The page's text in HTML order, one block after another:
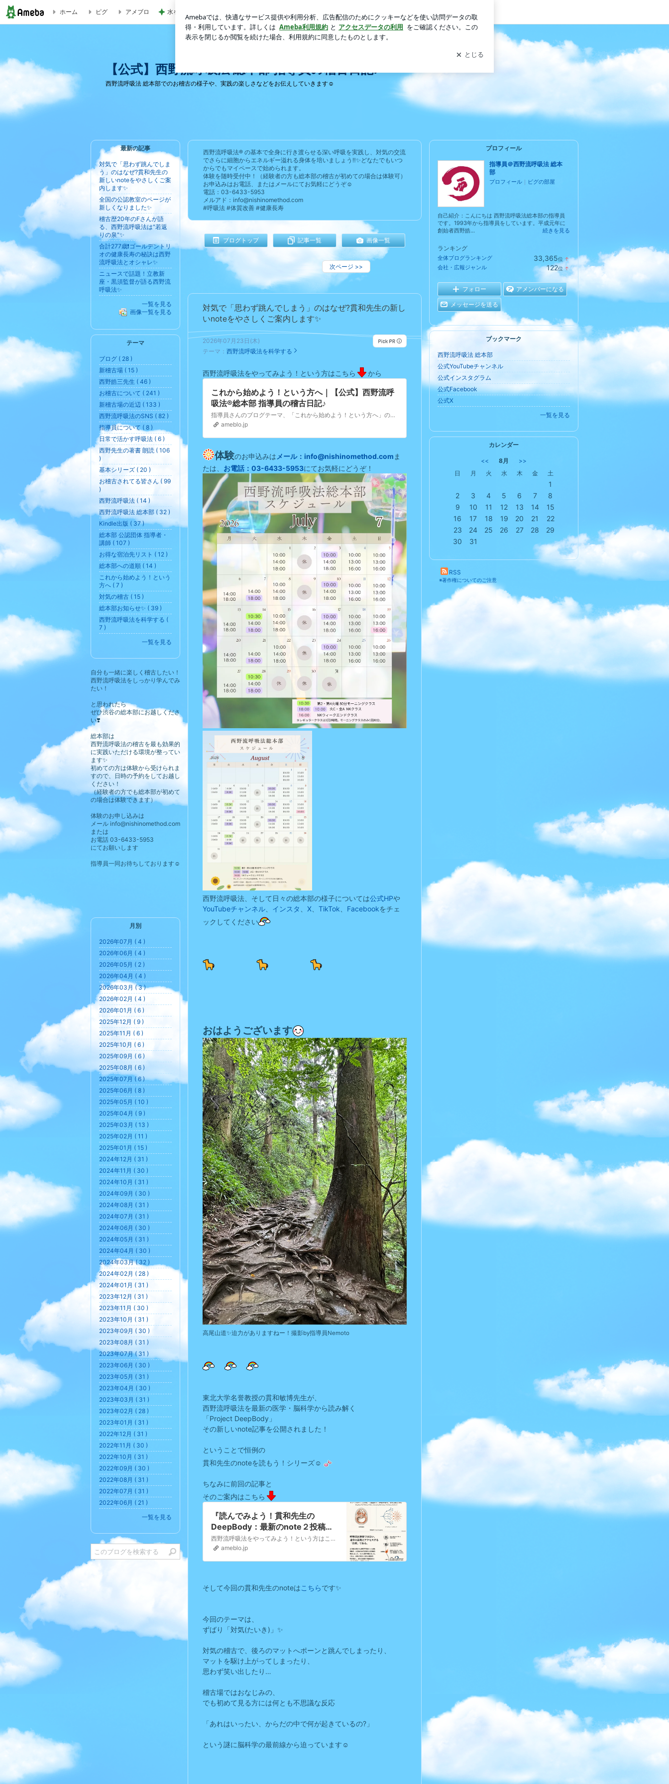
ホーム ピグ アメブロ 水を求めた配達員の悲劇の後編 ログイン
【公式】西野流呼吸法 総本部 指導員の稽古日記♪
西野流呼吸法 総本部でのお稽古の様子や、実践の楽しさなどをお伝えしていきます☺️
西野流呼吸法®︎ の基本で全身に行き渡らせる深い呼吸を実践し、対気の交流
でさらに細胞からエネルギー溢れる身体を培いましょう‼️✨どなたでもいつ
からでもマイペースで始められます。
体験を随時受付中！（経験者の方も総本部の稽古が初めての場合は体験可）
お申込みはお電話、またはメールにてお気軽にどうぞ☺️
電話：03-6433-5953
メルアド：info@nishinomethod.com
#呼吸法 #体質改善 #健康長寿
ブログトップ 記事一覧 画像一覧
次ページ >>
対気で「思わず跳んでしまう」のはなぜ?貫和先生の新し
いnoteをやさしくご案内します✨
2026年07月23日(木)
テーマ： 西野流呼吸法を科学する
西野流呼吸法をやってみよう！という方はこちら から
これから始めよう！という方へ｜【公式】西野流呼
吸法®︎総本部 指導員の稽古日記♪
指導員さんのブログテーマ、「これから始めよう！という方へ」の記事一覧ページです。
ameblo.jp
体験のお申込みは メール：info@nishinomethod.com ま
たは、 お電話：03-6433-5953にてお気軽にどうぞ！
西野流呼吸法、そして日々の総本部の様子については公式HPや
YouTubeチャンネル
インスタ X TikTok Facebookをチェ
ックしてください
おはようございます
高尾山道✨迫力がありますねー！撮影by指導員Nemoto
東北大学名誉教授の貫和敏博先生が、
西野流呼吸法を最新の医学・脳科学から読み解く
「Project DeepBody」
その新しいnote記事を公開されました！
ということで恒例の
貫和先生のnoteを読もう！シリーズ☺️
ちなみに前回の記事と
そのご案内はこちら
『読んでみよう！貫和先生の
DeepBody：最新のnote２投稿に
ついて✨️まずはとっかかりから！』
西野流呼吸法をやってみよう！という方はこちらからこれから始めよう！という方へ｜【公式】西野流呼吸法®︎総本部 指導員の稽古日記♪指導員さんのブログテーマ、「こ…
ameblo.jp
そして今回の貫和先生のnoteは こちらです✨
今回のテーマは、
ずばり「対気(たいき)」✨
対気の稽古で、後ろのマットへポーンと跳んでしまったり、
マットを駆け上がってしまったり、
思わず笑い出したり…
稽古場ではおなじみの、
でも初めて見る方には何とも不思議な反応
「あれはいったい、からだの中で何が起きているの?」
という謎に脳科学の最前線から迫っています☺️
プロフィール
指導員＠西野流呼吸法 総本
部
プロフィール ｜ ピグの部屋
自己紹介：こんにちは 西野流呼吸法総本部の指導員
です。1993年から指導員をしています。平成元年に
創始者西野皓...
続きを見る
ランキング
全体ブログランキング 33,365位 ↑
ラ
ン
キ
ン
グ
会社・広報ジャンル 122位 ↑
ラ
キ
フォロー アメンバーになる
メッセージを送る
ブックマーク
西野流呼吸法 総本部
公式YouTubeチャンネル
公式インスタグラム
公式Facebook
公式X
一覧を見る
カレンダー
<< 8月
>>
日
月 火 水 木 金 土
1
2
3 4 5 6 7
8
9
10 11 12 13 14
15
16
17 18 19 20 21
22
23
24 25 26 27 28
29
30
31
RSS
※著作権についてのご注意
最新の記事
対気で「思わず跳んでしま
う」のはなぜ?貫和先生の
新しいnoteをやさしくご案
内します✨
全国の公認教室のページが
新しくなりました✨
稽古歴20年のFさんが語
る、西野流呼吸法は"若返
りの泉"✨
合計277歳❗️ゴールデントリ
オの健康長寿の秘訣は西野
流呼吸法とオシャレ✨
ニュースで話題！立教新
座・黒須監督が語る西野流
呼吸法✨
一覧を見る
画像一覧を見る
テーマ
ブログ ( 28 )
新稽古場 ( 15 )
西野皓三先生 ( 46 )
お稽古について ( 241 )
新稽古場の近辺 ( 133 )
西野流呼吸法のSNS ( 82 )
指導員について ( 8 )
日常で活かす呼吸法 ( 6 )
西野先生の著書 朗読 ( 106
)
基本シリーズ ( 20 )
お稽古されてる皆さん ( 99
)
西野流呼吸法 ( 14 )
西野流呼吸法 総本部 ( 32 )
Kindle出版 ( 37 )
総本部 公認団体 指導者・
講師 ( 107 )
お得な宿泊先リスト ( 12 )
総本部への道順 ( 14 )
これから始めよう！という
方へ ( 7 )
対気の稽古 ( 15 )
総本部お知らせ✨ ( 39 )
西野流呼吸法を科学する (
7 )
一覧を見る
自分も一緒に楽しく稽古したい！
西野流呼吸法をしっかり学んでみ
たい！
と思われたら
ぜひ渋谷の総本部にお越しくださ
い❣️
総本部は
西野流呼吸法の稽古を最も効果的
に実践いただける環境が整ってい
ます✨
初めての方は体験から受けられま
すので、日時の予約をしてお越し
ください！
（経験者の方でも総本部が初めて
の場合は体験できます）
体験のお申し込みは
メール info@nishinomethod.com
または
お電話 03-6433-5953
にてお願いします
指導員一同お待ちしております☺️
月別
2026年07月 ( 4 )
2026年06月 ( 4 )
2026年05月 ( 2 )
2026年04月 ( 4 )
2026年03月 ( 3 )
2026年02月 ( 4 )
2026年01月 ( 6 )
2025年12月 ( 9 )
2025年11月 ( 6 )
2025年10月 ( 6 )
2025年09月 ( 6 )
2025年08月 ( 6 )
2025年07月 ( 6 )
2025年06月 ( 8 )
2025年05月 ( 10 )
2025年04月 ( 9 )
2025年03月 ( 13 )
2025年02月 ( 11 )
2025年01月 ( 15 )
2024年12月 ( 31 )
2024年11月 ( 30 )
2024年10月 ( 31 )
2024年09月 ( 30 )
2024年08月 ( 31 )
2024年07月 ( 31 )
2024年06月 ( 30 )
2024年05月 ( 31 )
2024年04月 ( 30 )
2024年03月 ( 32 )
2024年02月 ( 28 )
2024年01月 ( 31 )
2023年12月 ( 31 )
2023年11月 ( 30 )
2023年10月 ( 31 )
2023年09月 ( 30 )
2023年08月 ( 31 )
2023年07月 ( 31 )
2023年06月 ( 30 )
2023年05月 ( 31 )
2023年04月 ( 30 )
2023年03月 ( 31 )
2023年02月 ( 28 )
2023年01月 ( 31 )
2022年12月 ( 31 )
2022年11月 ( 30 )
2022年10月 ( 31 )
2022年09月 ( 30 )
2022年08月 ( 31 )
2022年07月 ( 31 )
2022年06月 ( 21 )
一覧を見る